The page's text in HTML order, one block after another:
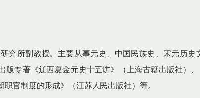
究所副教授。主要从事元史、中国民族史、宋元历
版专著《辽西夏金元史十五讲》（上海古籍出版社）
官制度的形成》（江苏人民出版社）等。